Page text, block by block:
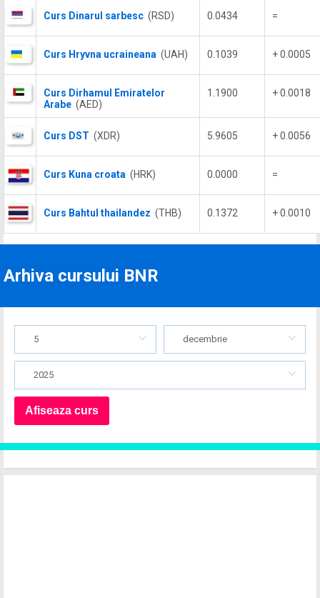
Curs Dinarul sarbesc (RSD) 0.0434 =
Curs Hryvna ucraineana (UAH) 0.1039 + 0.0005
Curs Dirhamul Emiratelor
Arabe (AED)
1.1900 + 0.0018
Curs DST (XDR) 5.9605 + 0.0056
Curs Kuna croata (HRK) 0.0000 =
Curs Bahtul thailandez (THB) 0.1372 + 0.0010
Arhiva cursului BNR
5 decembrie
2025